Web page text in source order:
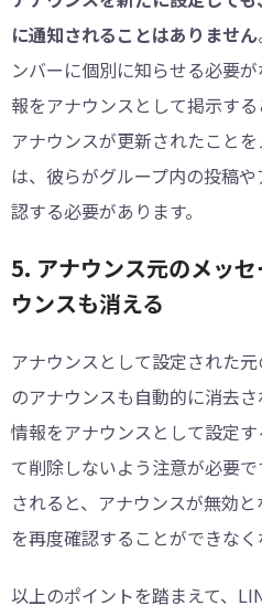
に通知されることはありません
ンバーに個別に知らせる必要
報をアナウンスとして掲示する
アナウンスが更新されたこと
は、彼らがグループ内の投稿
認する必要があります。
5. アナウンス元のメッ
ウンスも消える
アナウンスとして設定された
のアナウンスも自動的に消去
情報をアナウンスとして設定
て削除しないよう注意が必要
されると、アナウンスが無効
を再度確認することができなく
以上のポイントを踏まえて、